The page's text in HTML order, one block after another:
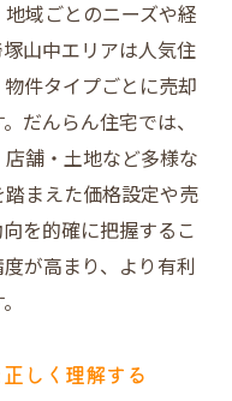
最大限アピールす
方式の違いと選び
ビューが信頼の
帝塚山中エリア
学ぶ注意すべき
域ごとのニーズや経
山中エリアは人気住
件タイプごとに売却
だんらん住宅では、
舗・土地など多様な
まえた価格設定や売
を的確に把握するこ
が高まり、より有利
しく理解する